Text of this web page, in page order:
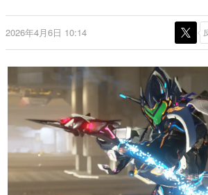
ゲーム世代の作家たち
ゲームに多大な影響を受けた作家
日本のコンテンツ産業やカルチャ
画です。
日本モバイルゲーム産業史
日本のモバイルゲーム史における
ルを網羅するほか、開発者へのイ
解説を掲載。約20年の歴史が一望
若ゲのいたり〜ゲームクリエ
『うつヌケ』『ペンと箸』等で知
一先生によるゲーム業界レポートマ
なんでゲームは面白い？
2026年4月6日 10:14